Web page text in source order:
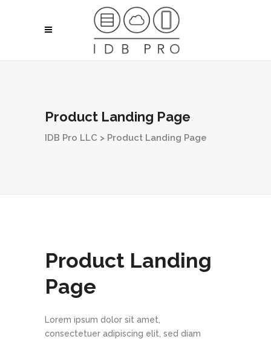
Product Landing Page
IDB Pro LLC > Product Landing Page
Product Landing
Page
Lorem ipsum dolor sit amet,
consectetuer adipiscing elit, sed diam